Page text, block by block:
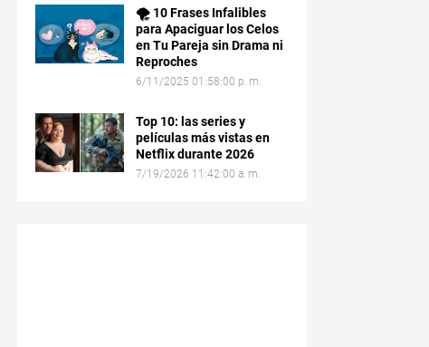
🌪️ 10 Frases Infalibles
para Apaciguar los Celos
en Tu Pareja sin Drama ni
Reproches
6/11/2025 01:58:00 p. m.
Top 10: las series y
películas más vistas en
Netflix durante 2026
7/19/2026 11:42:00 a. m.